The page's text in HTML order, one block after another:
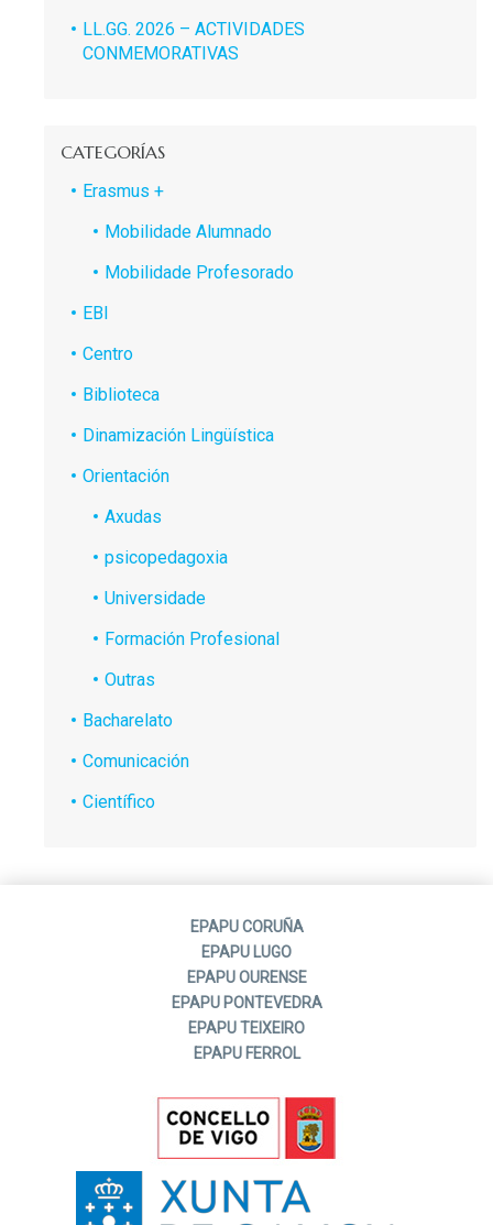
LL.GG. 2026 – ACTIVIDADES
CONMEMORATIVAS
CATEGORÍAS
Erasmus +
Mobilidade Alumnado
Mobilidade Profesorado
EBI
Centro
Biblioteca
Dinamización Lingüística
Orientación
Axudas
psicopedagoxia
Universidade
Formación Profesional
Outras
Bacharelato
Comunicación
Científico
EPAPU CORUÑA
EPAPU LUGO
EPAPU OURENSE
EPAPU PONTEVEDRA
EPAPU TEIXEIRO
EPAPU FERROL